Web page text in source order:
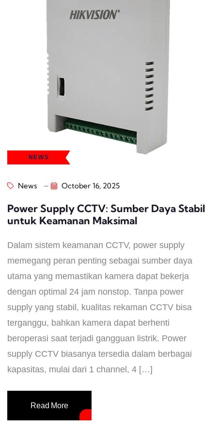
NEWS
News October 16, 2025
Power Supply CCTV: Sumber Daya Stabil
untuk Keamanan Maksimal
Dalam sistem keamanan CCTV, power supply
memegang peran penting sebagai sumber daya
utama yang memastikan kamera dapat bekerja
dengan optimal 24 jam nonstop. Tanpa power
supply yang stabil, kualitas rekaman CCTV bisa
terganggu, bahkan kamera dapat berhenti
beroperasi saat terjadi gangguan listrik. Power
supply CCTV biasanya tersedia dalam berbagai
kapasitas, mulai dari 1 channel, 4 […]
Read More